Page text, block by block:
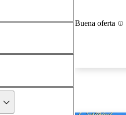
Buena oferta